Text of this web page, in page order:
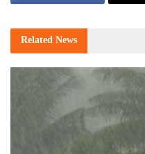
Related News